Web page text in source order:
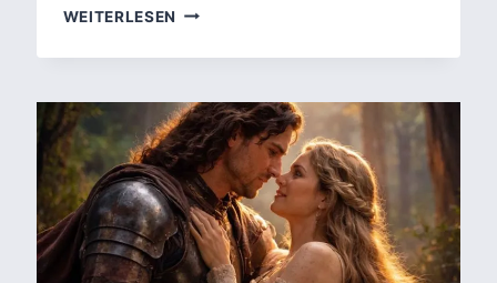
WEITERLESEN WESER,
UND
FLANERIE
DURCH
ZEITSCHICHTEN
BREMENS